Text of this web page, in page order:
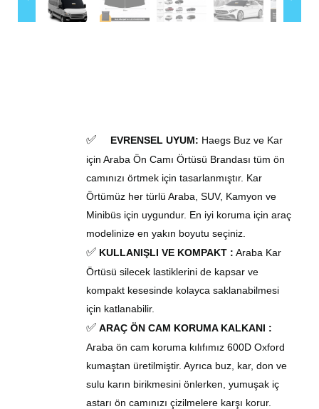
✅ EVRENSEL UYUM: Haegs Buz ve Kar
için Araba Ön Camı Örtüsü Brandası tüm ön
camınızı örtmek için tasarlanmıştır. Kar
Örtümüz her türlü Araba, SUV, Kamyon ve
Minibüs için uygundur. En iyi koruma için araç
modelinize en yakın boyutu seçiniz.
✅ KULLANIŞLI VE KOMPAKT : Araba Kar
Örtüsü silecek lastiklerini de kapsar ve
kompakt kesesinde kolayca saklanabilmesi
için katlanabilir.
✅ ARAÇ ÖN CAM KORUMA KALKANI :
Araba ön cam koruma kılıfımız 600D Oxford
kumaştan üretilmiştir. Ayrıca buz, kar, don ve
sulu karın birikmesini önlerken, yumuşak iç
astarı ön camınızı çizilmelere karşı korur.